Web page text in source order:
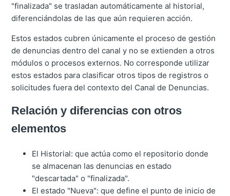
"finalizada" se trasladan automáticamente al historial,
diferenciándolas de las que aún requieren acción.
Estos estados cubren únicamente el proceso de gestión
de denuncias dentro del canal y no se extienden a otros
módulos o procesos externos. No corresponde utilizar
estos estados para clasificar otros tipos de registros o
solicitudes fuera del contexto del Canal de Denuncias.
Relación y diferencias con otros
elementos
El Historial: que actúa como el repositorio donde
se almacenan las denuncias en estado
"descartada" o "finalizada".
El estado "Nueva": que define el punto de inicio de